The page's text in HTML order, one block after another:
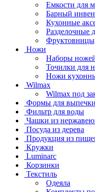
Емкости для
Барный
Кухонные
Разделочные
Ножи
Наборы
Точилки для
Ножи
Wilmax
Wilmax под
Формы для
Фильтр для воды
Чашки из
Посуда из дерева
Продукция из
Кружки
Luminarc
Корзинки
Текстиль
Одеяла